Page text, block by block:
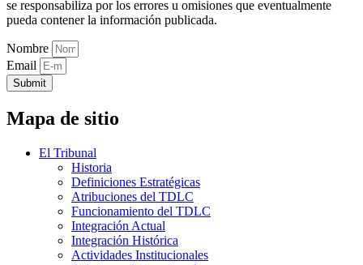
se responsabiliza por los errores u omisiones que eventualmente
pueda contener la información publicada.
Nombre
Email
Submit
Mapa de sitio
El Tribunal
Historia
Definiciones Estratégicas
Atribuciones del TDLC
Funcionamiento del TDLC
Integración Actual
Integración Histórica
Actividades Institucionales